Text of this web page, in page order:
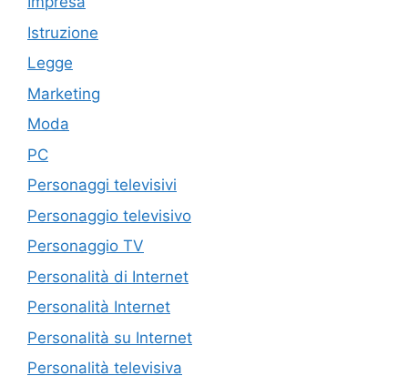
Istruzione
Legge
Marketing
Moda
PC
Personaggi televisivi
Personaggio televisivo
Personaggio TV
Personalità di Internet
Personalità Internet
Personalità su Internet
Personalità televisiva